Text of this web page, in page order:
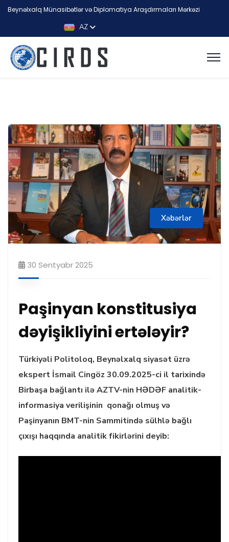
Beynəlxalq Münasibətlər və Diplomatiya Araşdırmaları Mərkəzi
AZ
Xəbərlər
30 Sentyabr 2025
Paşinyan konstitusiya
dəyişikliyini ertələyir?
Türkiyəli Politoloq, Beynəlxalq siyasət üzrə
ekspert İsmail Cingöz 30.09.2025-ci il tarixində
Birbaşa bağlantı ilə AZTV-nin HƏDƏF analitik-
informasiya verilişinin qonağı olmuş və
Paşinyanın BMT-nin Sammitində sülhlə bağlı
çıxışı haqqında analitik fikirlərini deyib: